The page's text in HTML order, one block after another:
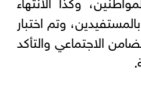
وتم اختبار
الاجتماعي والتأكد